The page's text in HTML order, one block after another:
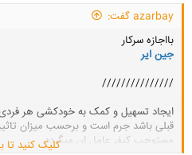
azarbay گفت:
بااجازه سرکار
جین ایر
///////////////
ایجاد تسهیل و کمک به خودکشی هر
قبلی باشد جرم است و برحسب میزان
مستوجب کیفر عامل ان میگرددکلیک کنید تا